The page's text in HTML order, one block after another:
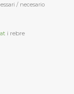
/ necesario
i rebre